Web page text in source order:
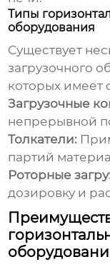
Типы
оборудования
Существует
загрузочного
которых имеет
Загрузочные
непрерывной
Толкатели:
партий
Роторные
дозировку и